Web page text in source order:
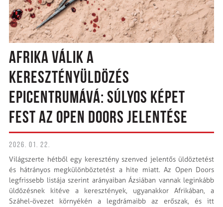
AFRIKA VÁLIK A
KERESZTÉNYÜLDÖZÉS
EPICENTRUMÁVÁ: SÚLYOS KÉPET
FEST AZ OPEN DOORS JELENTÉSE
2026. 01. 22.
Világszerte hétből egy keresztény szenved jelentős üldöztetést
és hátrányos megkülönböztetést a hite miatt. Az Open Doors
legfrissebb listája szerint arányaiban Ázsiában vannak leginkább
üldözésnek kitéve a keresztények, ugyanakkor Afrikában, a
Száhel-övezet környékén a legdrámaibb az erőszak, és itt